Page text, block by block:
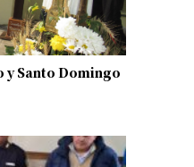
y Santo Domingo